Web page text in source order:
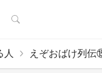
検索
人 えぞおばけ列